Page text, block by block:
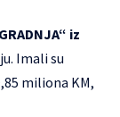
iz
Imali su
miliona KM,